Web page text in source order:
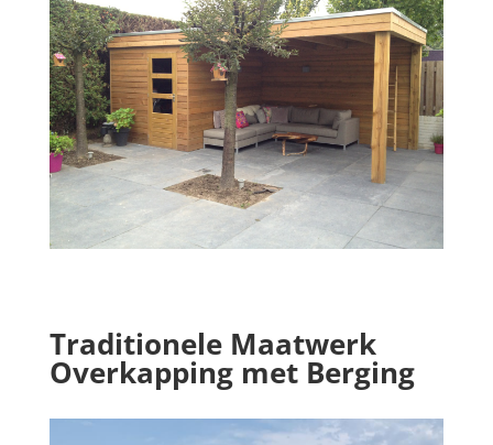
Traditionele Maatwerk
Overkapping met Berging